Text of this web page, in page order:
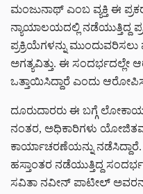
ಮಂಜುನಾಥ್ ಎಂಬ ವ್ಯಕ್ತಿ ಈ
ನ್ಯಾಯಾಲಯದಲ್ಲಿ ನಡೆಯುತ್ತಿದ್ದ
ಪ್ರಕ್ರಿಯೆಗಳನ್ನು
ಅಗತ್ಯವಿತ್ತು. ಈ
ಒತ್ತಾಯಿಸಿದ್ದಾರೆ ಎಂದು
ದೂರುದಾರರು ಈ ಬಗ್ಗೆ
ನಂತರ, ಅಧಿಕಾರಿಗಳು
ಕಾರ್ಯಾಚರಣೆಯನ್ನು
ಹಸ್ತಾಂತರ ನಡೆಯುತ್ತಿದ್ದ
ಸವಿತಾ ನವೀನ್ ಪಾಟೀಲ್